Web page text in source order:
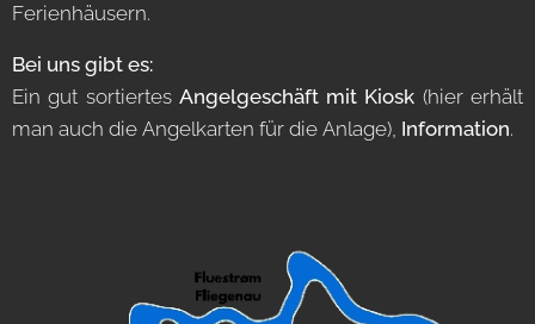
Ferienhäusern.
Bei uns gibt es:
Ein gut sortiertes Angelgeschäft mit Kiosk (hier erhält
man auch die Angelkarten für die Anlage), Information.